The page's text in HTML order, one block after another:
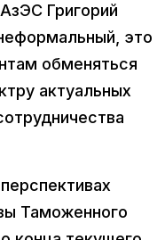
Григорий
это
обменяться
актуальных
Таможенного